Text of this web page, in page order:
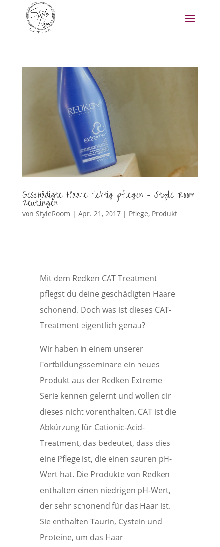
Geschädigte Haare richtig pflegen – Style Room
Reutlingen
von StyleRoom | Apr. 21, 2017| Pflege, Produkt
Mit dem Redken CAT Treatment
pflegst du deine geschädigten Haare
schonend. Doch was ist dieses CAT-
Treatment eigentlich genau?
Wir haben in einem unserer
Fortbildungsseminare ein neues
Produkt aus der Redken Extreme
Serie kennen gelernt und wollen dir
dieses nicht vorenthalten. CAT ist die
Abkürzung für Cationic-Acid-
Treatment, das bedeutet, dass dies
eine Pflege ist, die einen sauren pH-
Wert hat. Die Produkte von Redken
enthalten einen niedrigen pH-Wert,
der sehr schonend für das Haar ist.
Sie enthalten Taurin, Cystein und
Proteine, um das Haar